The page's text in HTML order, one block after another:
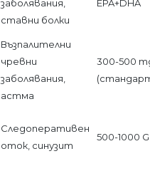
заболявания,
ставни болки
EPA+DHA
Възпалителни
чревни
заболявания,
астма
300-500
Следоперативен
оток, синузит
500-1000